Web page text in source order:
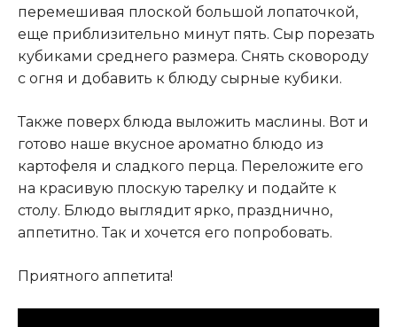
перемешивая плоской большой лопаточкой,
еще приблизительно минут пять. Сыр порезать
кубиками среднего размера. Снять сковороду
с огня и добавить к блюду сырные кубики.
Также поверх блюда выложить маслины. Вот и
готово наше вкусное ароматно блюдо из
картофеля и сладкого перца. Переложите его
на красивую плоскую тарелку и подайте к
столу. Блюдо выглядит ярко, празднично,
аппетитно. Так и хочется его попробовать.
Приятного аппетита!